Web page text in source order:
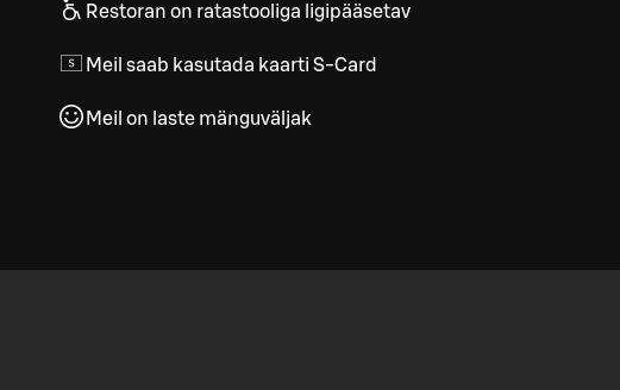
Restoran on ratastooliga ligipääsetav
Meil saab kasutada kaarti S-Card
Meil on laste mänguväljak